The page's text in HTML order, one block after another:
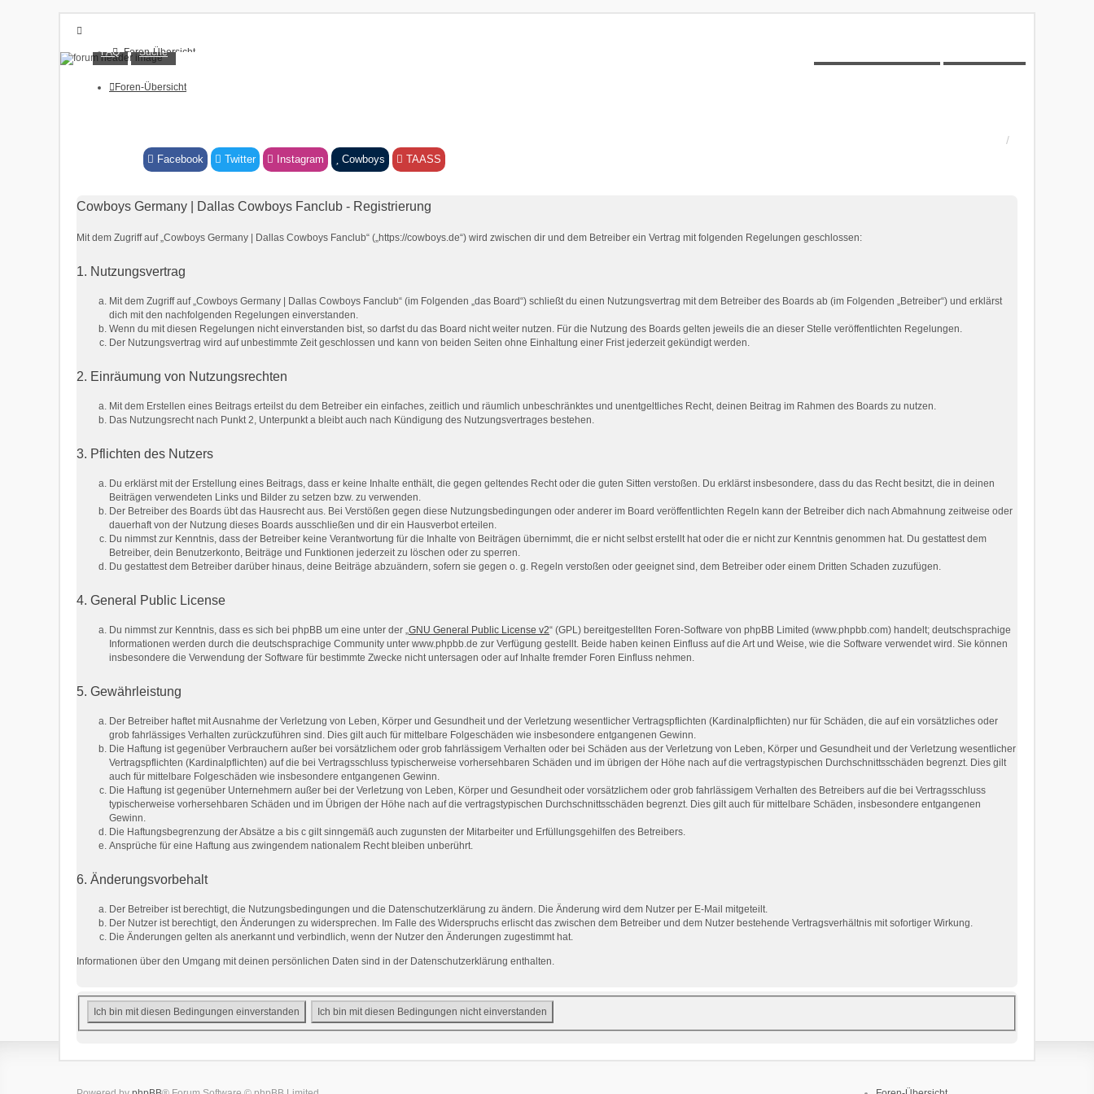
Foren-Übersicht
FAQ
Unbeantwortete Themen
FAQ Suche
Foren-Übersicht
Facebook Twitter Instagram Cowboys TAASS
Cowboys Germany | Dallas Cowboys Fanclub - Registrierung
Mit dem Zugriff auf „Cowboys Germany | Dallas Cowboys Fanclub“ („https://cowboys.de“) wird zwischen dir und dem Betreiber ein Vertrag mit folgenden Regelungen geschlossen:
1. Nutzungsvertrag
Mit dem Zugriff auf „Cowboys Germany | Dallas Cowboys Fanclub“ (im Folgenden „das Board“) schließt du einen Nutzungsvertrag mit dem Betreiber des Boards ab (im Folgenden „Betreiber“) und erklärst
dich mit den nachfolgenden Regelungen einverstanden.
Wenn du mit diesen Regelungen nicht einverstanden bist, so darfst du das Board nicht weiter nutzen. Für die Nutzung des Boards gelten jeweils die an dieser Stelle veröffentlichten Regelungen.
Der Nutzungsvertrag wird auf unbestimmte Zeit geschlossen und kann von beiden Seiten ohne Einhaltung einer Frist jederzeit gekündigt werden.
2. Einräumung von Nutzungsrechten
Mit dem Erstellen eines Beitrags erteilst du dem Betreiber ein einfaches, zeitlich und räumlich unbeschränktes und unentgeltliches Recht, deinen Beitrag im Rahmen des Boards zu nutzen.
Das Nutzungsrecht nach Punkt 2, Unterpunkt a bleibt auch nach Kündigung des Nutzungsvertrages bestehen.
3. Pflichten des Nutzers
Du erklärst mit der Erstellung eines Beitrags, dass er keine Inhalte enthält, die gegen geltendes Recht oder die guten Sitten verstoßen. Du erklärst insbesondere, dass du das Recht besitzt, die in deinen
Beiträgen verwendeten Links und Bilder zu setzen bzw. zu verwenden.
Der Betreiber des Boards übt das Hausrecht aus. Bei Verstößen gegen diese Nutzungsbedingungen oder anderer im Board veröffentlichten Regeln kann der Betreiber dich nach Abmahnung zeitweise oder
dauerhaft von der Nutzung dieses Boards ausschließen und dir ein Hausverbot erteilen.
Du nimmst zur Kenntnis, dass der Betreiber keine Verantwortung für die Inhalte von Beiträgen übernimmt, die er nicht selbst erstellt hat oder die er nicht zur Kenntnis genommen hat. Du gestattest dem
Betreiber, dein Benutzerkonto, Beiträge und Funktionen jederzeit zu löschen oder zu sperren.
Du gestattest dem Betreiber darüber hinaus, deine Beiträge abzuändern, sofern sie gegen o. g. Regeln verstoßen oder geeignet sind, dem Betreiber oder einem Dritten Schaden zuzufügen.
4. General Public License
Du nimmst zur Kenntnis, dass es sich bei phpBB um eine unter der „GNU General Public License v2“ (GPL) bereitgestellten Foren-Software von phpBB Limited (www.phpbb.com) handelt; deutschsprachige
Informationen werden durch die deutschsprachige Community unter www.phpbb.de zur Verfügung gestellt. Beide haben keinen Einfluss auf die Art und Weise, wie die Software verwendet wird. Sie können
insbesondere die Verwendung der Software für bestimmte Zwecke nicht untersagen oder auf Inhalte fremder Foren Einfluss nehmen.
5. Gewährleistung
Der Betreiber haftet mit Ausnahme der Verletzung von Leben, Körper und Gesundheit und der Verletzung wesentlicher Vertragspflichten (Kardinalpflichten) nur für Schäden, die auf ein vorsätzliches oder
grob fahrlässiges Verhalten zurückzuführen sind. Dies gilt auch für mittelbare Folgeschäden wie insbesondere entgangenen Gewinn.
Die Haftung ist gegenüber Verbrauchern außer bei vorsätzlichem oder grob fahrlässigem Verhalten oder bei Schäden aus der Verletzung von Leben, Körper und Gesundheit und der Verletzung wesentlicher
Vertragspflichten (Kardinalpflichten) auf die bei Vertragsschluss typischerweise vorhersehbaren Schäden und im übrigen der Höhe nach auf die vertragstypischen Durchschnittsschäden begrenzt. Dies gilt
auch für mittelbare Folgeschäden wie insbesondere entgangenen Gewinn.
Die Haftung ist gegenüber Unternehmern außer bei der Verletzung von Leben, Körper und Gesundheit oder vorsätzlichem oder grob fahrlässigem Verhalten des Betreibers auf die bei Vertragsschluss
typischerweise vorhersehbaren Schäden und im Übrigen der Höhe nach auf die vertragstypischen Durchschnittsschäden begrenzt. Dies gilt auch für mittelbare Schäden, insbesondere entgangenen
Gewinn.
Die Haftungsbegrenzung der Absätze a bis c gilt sinngemäß auch zugunsten der Mitarbeiter und Erfüllungsgehilfen des Betreibers.
Ansprüche für eine Haftung aus zwingendem nationalem Recht bleiben unberührt.
6. Änderungsvorbehalt
Der Betreiber ist berechtigt, die Nutzungsbedingungen und die Datenschutzerklärung zu ändern. Die Änderung wird dem Nutzer per E-Mail mitgeteilt.
Der Nutzer ist berechtigt, den Änderungen zu widersprechen. Im Falle des Widerspruchs erlischt das zwischen dem Betreiber und dem Nutzer bestehende Vertragsverhältnis mit sofortiger Wirkung.
Die Änderungen gelten als anerkannt und verbindlich, wenn der Nutzer den Änderungen zugestimmt hat.
Informationen über den Umgang mit deinen persönlichen Daten sind in der Datenschutzerklärung enthalten.